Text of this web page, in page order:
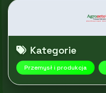
Kategorie
Przemysł i produkcja